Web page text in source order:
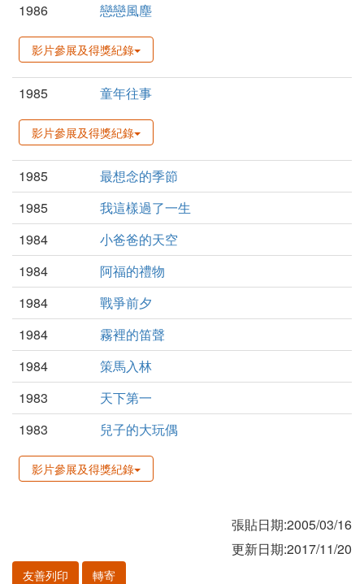
1986 戀戀風塵
影片參展及得獎紀錄
1985 童年往事
影片參展及得獎紀錄
1985
最想念的季節
1985
我這樣過了一生
1984
小爸爸的天空
1984
阿福的禮物
1984
戰爭前夕
1984
霧裡的笛聲
1984
策馬入林
1983
天下第一
1983
兒子的大玩偶
影片參展及得獎紀錄
張貼日期:2005/03/16
更新日期:2017/11/20
友善列印 轉寄